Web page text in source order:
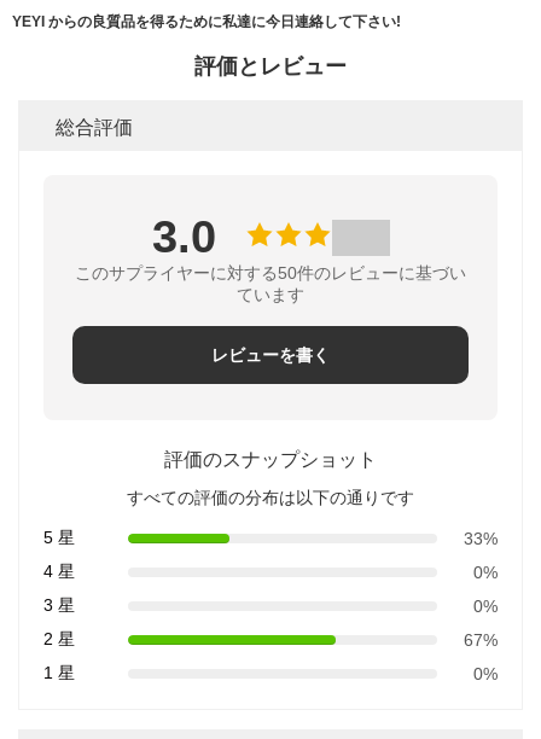
YEYI からの良質品を得るために私達に今日連絡して下さい!
評価とレビュー
総合評価
3.0
このサプライヤーに対する50件のレビューに基づい
ています
レビューを書く
評価のスナップショット
すべての評価の分布は以下の通りです
5 星
33%
4 星
0%
3 星
0%
2 星
67%
1 星
0%